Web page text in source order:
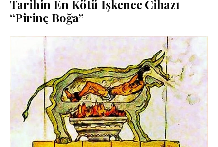
Tarihin En Kötü İşkence Cihazı
“Pirinç Boğa”